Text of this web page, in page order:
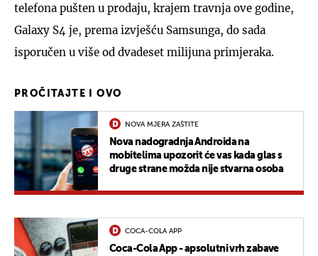
telefona pušten u prodaju, krajem travnja ove godine,
Galaxy S4 je, prema izvješću Samsunga, do sada
isporučen u više od dvadeset milijuna primjeraka.
PROČITAJTE I OVO
NOVA MJERA ZAŠTITE
Nova nadogradnja Androida na
mobitelima upozorit će vas kada glas s
druge strane možda nije stvarna osoba
COCA-COLA APP
Coca-Cola App - apsolutni vrh zabave